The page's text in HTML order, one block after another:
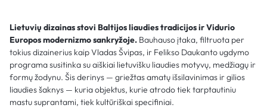
Lietuvių dizainas stovi Baltijos liaudies tradicijos ir Vidurio
Europos modernizmo sankryžoje. Bauhauso įtaka, filtruota per
tokius dizainerius kaip Vladas Švipas, ir Felikso Daukanto ugdymo
programa susitinka su aiškiai lietuvišku liaudies motyvų, medžiagų ir
formų žodynu. Šis derinys — griežtas amatų išsilavinimas ir gilios
liaudies šaknys — kuria objektus, kurie atrodo tiek tarptautiniu
mastu suprantami, tiek kultūriškai specifiniai.